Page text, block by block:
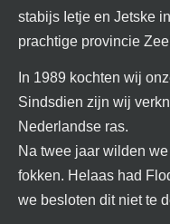
stabijs Ietje en Jetske
prachtige provincie
In 1989 kochten wij
Sindsdien zijn wij
Nederlandse ras.
Na twee jaar wilden
fokken. Helaas had
we besloten dit niet te